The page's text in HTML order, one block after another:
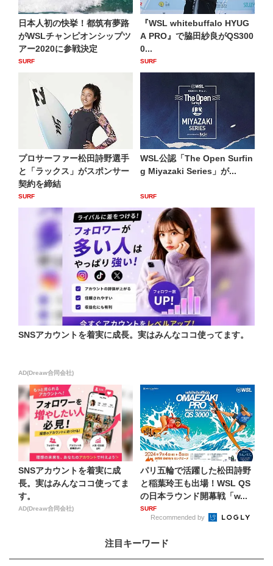
日本人初の快挙！都筑有夢路
がWSLチャンピオンシップツ
アー2020に参戦決定
SURF
『WSL whitebuffalo HYUG
A PRO』で脇田紗良がQS300
0...
SURF
プロサーファー松田詩野選手
と「ラックス」がスポンサー
契約を締結
SURF
WSL公認「The Open Surfin
g Miyazaki Series」が...
SURF
SNSアカウントを着実に成長。実はみんなココ使ってます。
AD(Dreaw合同会社)
SNSアカウントを着実に成
長。実はみんなココ使ってま
す。
AD(Dreaw合同会社)
パリ五輪で活躍した松田詩野
と稲葉玲王も出場！WSL QS
の日本ラウンド開幕戦「w...
SURF
Recommended by
注目キーワード